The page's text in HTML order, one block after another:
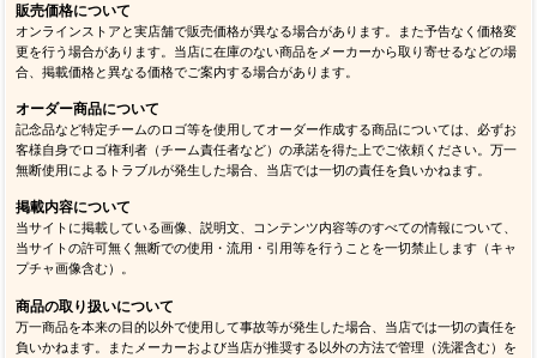
販売価格について
オンラインストアと実店舗で販売価格が異なる場合があります。また予告なく価格変
更を行う場合があります。当店に在庫のない商品をメーカーから取り寄せるなどの場
合、掲載価格と異なる価格でご案内する場合があります。
オーダー商品について
記念品など特定チームのロゴ等を使用してオーダー作成する商品については、必ずお
客様自身でロゴ権利者（チーム責任者など）の承諾を得た上でご依頼ください。万一
無断使用によるトラブルが発生した場合、当店では一切の責任を負いかねます。
掲載内容について
当サイトに掲載している画像、説明文、コンテンツ内容等のすべての情報について、
当サイトの許可無く無断での使用・流用・引用等を行うことを一切禁止します（キャ
プチャ画像含む）。
商品の取り扱いについて
万一商品を本来の目的以外で使用して事故等が発生した場合、当店では一切の責任を
負いかねます。またメーカーおよび当店が推奨する以外の方法で管理（洗濯含む）を